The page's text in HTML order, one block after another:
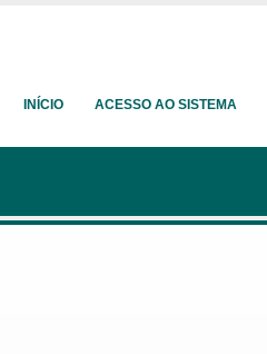
INÍCIO ACESSO AO SISTEMA